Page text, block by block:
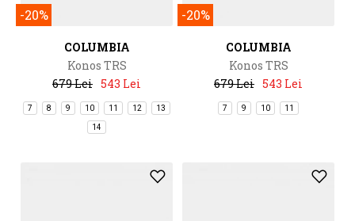
-20%
COLUMBIA
Konos TRS
679 Lei 543 Lei
7 8 9 10 11 12 13
14
-20%
COLUMBIA
Konos TRS
679 Lei 543 Lei
7 9 10 11